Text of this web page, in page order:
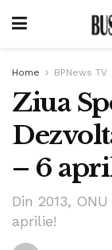
Home BPNews TV
Ziua
– 6
Din 2013,
aprilie!